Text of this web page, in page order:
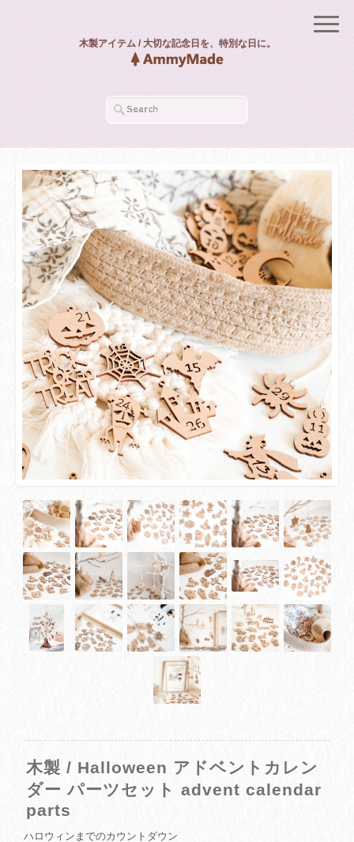
木製アイテム / 大切な記念日を、特別な日に。
木製 / Halloween アドベントカレン
ダー パーツセット advent calendar
parts
ハロウィンまでのカウントダウン